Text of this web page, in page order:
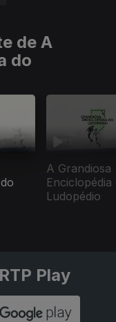
de A
do
A Grandiosa
Enciclopédia
Ludopédio
RTP Play